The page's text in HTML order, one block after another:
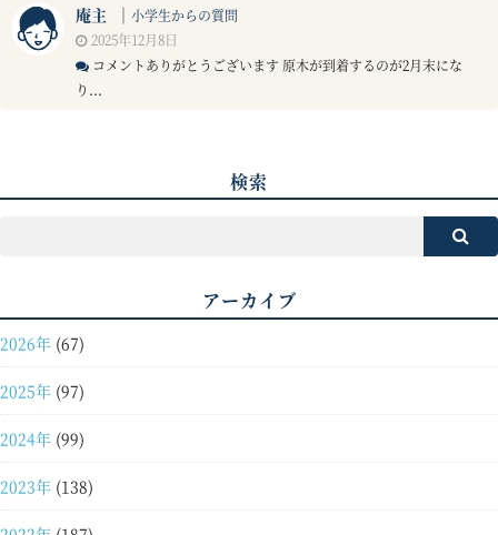
庵主 ｜ 小学生からの質問
2025年12月8日
コメントありがとうございます 原木が到着するのが2月末にな
り...
検索
アーカイブ
2026年 (67)
2025年 (97)
2024年 (99)
2023年 (138)